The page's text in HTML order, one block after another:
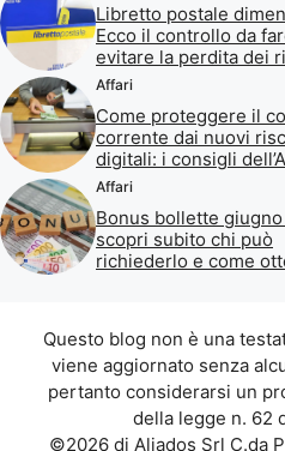
Libretto postale
Ecco il controllo da
evitare la perdita dei
Affari
Come proteggere il
corrente dai nuovi
digitali: i consigli
Affari
Bonus bollette
scopri subito chi può
richiederlo e come
Questo blog non è una
viene aggiornato senza
pertanto considerarsi un
della legge n. 62
©2026 di Aliados Srl C.da